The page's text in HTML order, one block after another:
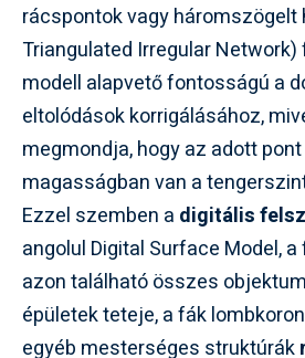
rácspontok vagy háromszögelt
Triangulated Irregular Network)
modell alapvető fontosságú a
eltolódások korrigálásához,
megmondja, hogy az adott
magasságban van a
Ezzel szemben a digitális
angolul Digital Surface Model,
azon található összes
épületek teteje, a fák
egyéb mesterséges struktúrák